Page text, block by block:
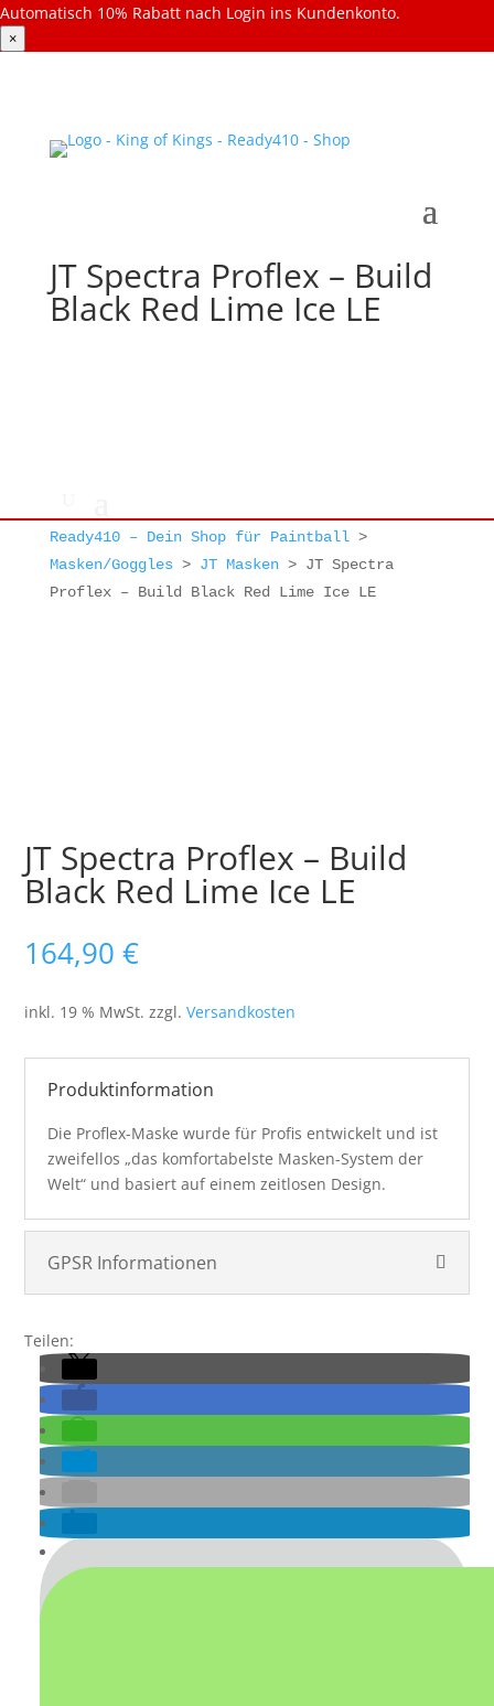
Automatisch 10% Rabatt nach Login ins Kundenkonto.
×
JT Spectra Proflex – Build
Black Red Lime Ice LE
Ready410 – Dein Shop für Paintball>
Masken/Goggles> JT Masken> JT Spectra
Proflex – Build Black Red Lime Ice LE
JT Spectra Proflex – Build
Black Red Lime Ice LE
164,90€
inkl. 19 % MwSt. zzgl.Versandkosten
Produktinformation
Die Proflex-Maske wurde für Profis entwickelt und ist
zweifellos „das komfortabelste Masken-System der
Welt“ und basiert auf einem zeitlosen Design.
GPSR Informationen
Teilen: